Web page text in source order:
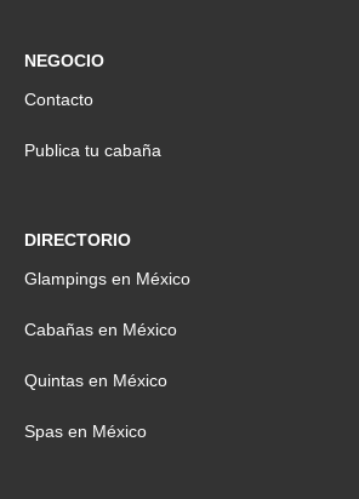
NEGOCIO
Contacto
Publica tu cabaña
DIRECTORIO
Glampings en México
Cabañas en México
Quintas en México
Spas en México